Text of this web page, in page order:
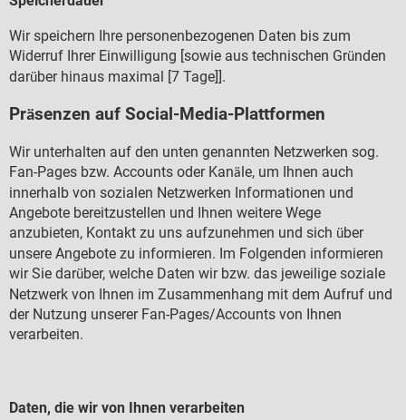
Wir speichern Ihre personenbezogenen Daten bis zum
Widerruf Ihrer Einwilligung [sowie aus technischen Gründen
darüber hinaus maximal [7 Tage]].
Präsenzen auf Social-Media-Plattformen
Wir unterhalten auf den unten genannten Netzwerken sog.
Fan-Pages bzw. Accounts oder Kanäle, um Ihnen auch
innerhalb von sozialen Netzwerken Informationen und
Angebote bereitzustellen und Ihnen weitere Wege
anzubieten, Kontakt zu uns aufzunehmen und sich über
unsere Angebote zu informieren. Im Folgenden informieren
wir Sie darüber, welche Daten wir bzw. das jeweilige soziale
Netzwerk von Ihnen im Zusammenhang mit dem Aufruf und
der Nutzung unserer Fan-Pages/Accounts von Ihnen
verarbeiten.
Daten, die wir von Ihnen verarbeiten